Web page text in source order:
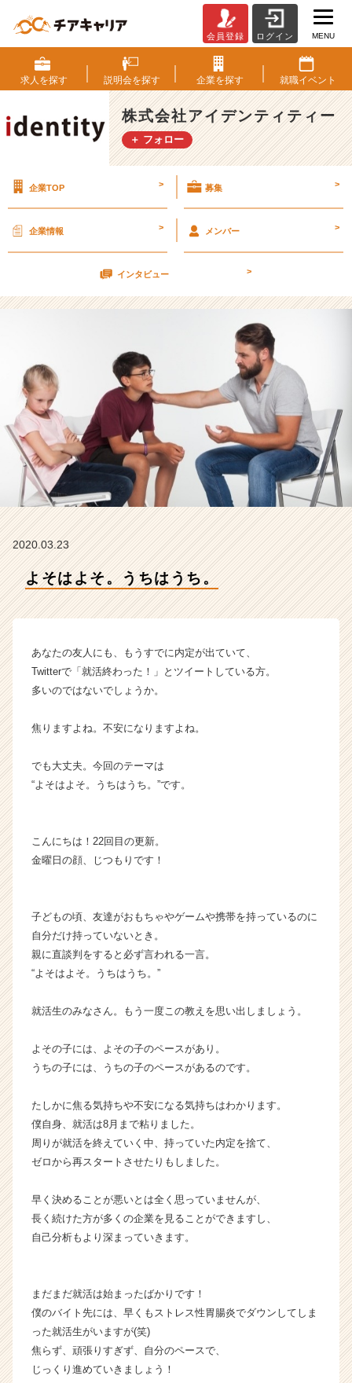
そ
は
よ
そ。
う
ち
【株
社
ア
デ
ィ
テ
ィ
ー
の
タ
イ
ム
ラ
イ
ン
チ
ー・
長
企
業
ス
ウ
ト
く
活
ト
チ
ア
キ
ャ
ア
h
e
a
r
e
r）
会員登録 ログイン MENU
求人を探す 説明会を探す 企業を探す 就職イベント
株式会社アイデンティティー
＋ フォロー
企業TOP > 募集 >
企業情報 > メンバー >
インタビュー >
2020.03.23
よそはよそ。うちはうち。
あなたの友人にも、もうすでに内定が出ていて、
Twitterで「就活終わった！」とツイートしている方。
多いのではないでしょうか。
焦りますよね。不安になりますよね。
でも大丈夫。今回のテーマは
“よそはよそ。うちはうち。”です。
こんにちは！22回目の更新。
金曜日の顔、じつもりです！
子どもの頃、友達がおもちゃやゲームや携帯を持っているのに
自分だけ持っていないとき。
親に直談判をすると必ず言われる一言。
“よそはよそ。うちはうち。”
就活生のみなさん。もう一度この教えを思い出しましょう。
よその子には、よその子のペースがあり。
うちの子には、うちの子のペースがあるのです。
たしかに焦る気持ちや不安になる気持ちはわかります。
僕自身、就活は8月まで粘りました。
周りが就活を終えていく中、持っていた内定を捨て、
ゼロから再スタートさせたりもしました。
早く決めることが悪いとは全く思っていませんが、
長く続けた方が多くの企業を見ることができますし、
自己分析もより深まっていきます。
まだまだ就活は始まったばかりです！
僕のバイト先には、早くもストレス性胃腸炎でダウンしてしま
った就活生がいますが(笑)
焦らず、頑張りすぎず、自分のペースで、
じっくり進めていきましょう！